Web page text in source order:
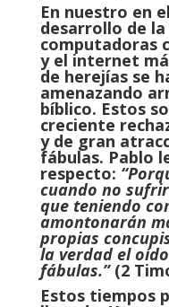
En nuestro en
desarrollo de
computadoras
y el internet
de herejías se
amenazando
bíblico. Estos
creciente
y de gran
fábulas. Pablo
respecto:
cuando no
que teniendo
amontonarán
propias
la verdad el
fábulas.”(2
Estos tiempos